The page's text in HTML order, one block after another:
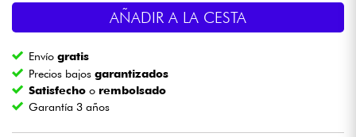
Vientos
AÑADIR A LA CESTA
Envíogratis
Precios bajosgarantizados
Satisfecho o rembolsado
Garantía 3 años